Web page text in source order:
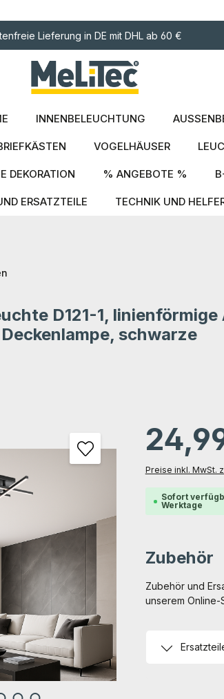
Lieferung in DE mit DHL ab 60 €
INNENBELEUCHTUNG
VOGELHÄUSER
DEKORATION % ANGEBOTE %
ERSATZTEILE TECHNIK UND
Sternen
D121-1, linienförmige
schwarze
Preise inkl. MwSt.
Sofort
Werktage
Zubehör
Zubehör und
unserem Online-